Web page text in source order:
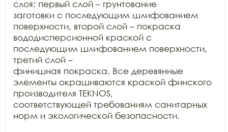
слоя: первый слой – грунтование
заготовки с последующим шлифованием
поверхности, второй слой – покраска
вододисперсионной краской с
последующим шлифованием поверхности,
третий слой –
финишная покраска. Все деревянные
элементы окрашиваются краской финского
производителя TEKNOS,
соответствующей требованиям санитарных
норм и экологической безопасности.